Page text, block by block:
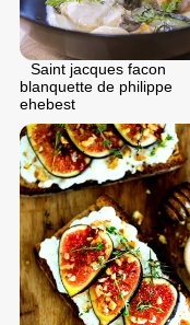
Saint jacques facon
blanquette de philippe
ehebest